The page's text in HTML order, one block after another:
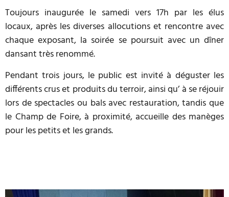
Toujours inaugurée le samedi vers 17h par les élus
locaux, après les diverses allocutions et rencontre avec
chaque exposant, la soirée se poursuit avec un dîner
dansant très renommé.
Pendant trois jours, le public est invité à déguster les
différents crus et produits du terroir, ainsi qu’ à se réjouir
lors de spectacles ou bals avec restauration, tandis que
le Champ de Foire, à proximité, accueille des manèges
pour les petits et les grands.